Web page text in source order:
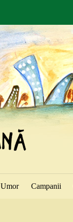
Umor Campanii